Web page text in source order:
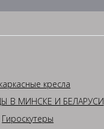
кресла
В МИНСКЕ И БЕЛАРУСИ
Гироскутеры